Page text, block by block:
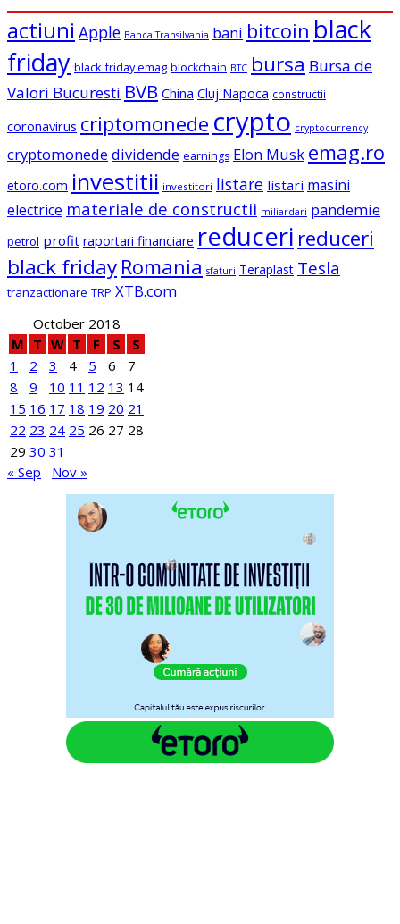
actiuni Apple Banca Transilvania bani bitcoin black
friday black friday emag blockchain BTC bursa Bursa de
Valori Bucuresti BVB China Cluj Napoca constructii
coronavirus criptomonede crypto cryptocurrency
cryptomonede dividende earnings Elon Musk emag.ro
etoro.com investitii investitori listare listari masini
electrice materiale de constructii miliardari pandemie
petrol profit raportari financiare reduceri reduceri
black friday Romania sfaturi Teraplast Tesla
tranzactionare TRP XTB.com
October 2018
M T W T F S
S
1
2 3 4 5 6
7
8
9 10 11 12 13 14
15 16 17 18 19 20 21
22 23 24 25 26 27 28
29 30 31
« Sep
Nov »